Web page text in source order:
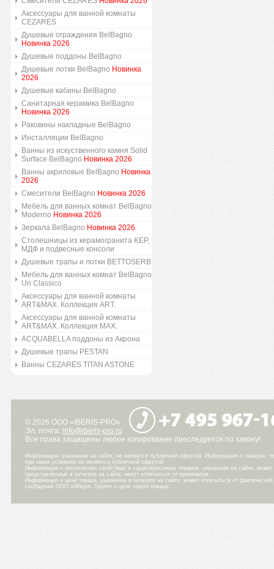
Аксессуары для ванной комнаты
CEZARES
Душевые ограждения BelBagno
Новинка 2026
Душевые поддоны BelBagno
Душевые лотки BelBagno Новинка
2026
Душевые кабины BelBagno
Санитарная керамика BelBagno
Новинка 2026
Раковины накладные BelBagno
Инсталляции BelBagno
Ванны из искуственного камня Solid
Surface BelBagno Новинка 2026
Ванны акриловые BelBagno Новинка
2026
Смесители BelBagno Новинка 2026
Мебель для ванных комнат BelBagno
Moderno Новинка 2026
Зеркала BelBagno Новинка 2026
Столешницы из керамогранита KEP,
МДФ и подвесные консоли
Душевые трапы и лотки BETTOSERB
Мебель для ванных комнат BelBagno
Un Classico
Аксессуары для ванной комнаты
ART&MAX. Коллекция ART.
Аксессуары для ванной комнаты
ART&MAX. Коллекция MAX.
ACQUABELLA поддоны из Акрона
Душевые трапы PESTAN
Ванны CEZARES TITAN ASTONE
© 2026 ООО «IBERIS-PRO»
Эл. почта: info@iberis-pro.ru
Все права защищены любое копирование преследуется по закону!
Информация, указанная на сайте, не является публичной офертой. Информация о товарах,
при каких условиях не является публичной офертой.
Информация о технических свойствах и характеристиках товаров, указанная на сайте,
представленных в каталоге на сайте, могут отличаться от оригиналов.
Информация о цене товара, указанная в каталоге на сайте, может отличаться от
сообщение ООО «Иберис Групп» о цене такого товара.